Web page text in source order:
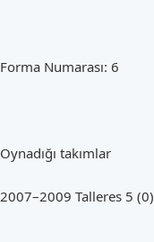
Forma Numarası: 6
Oynadığı takımlar
2007–2009 Talleres 5 (0)